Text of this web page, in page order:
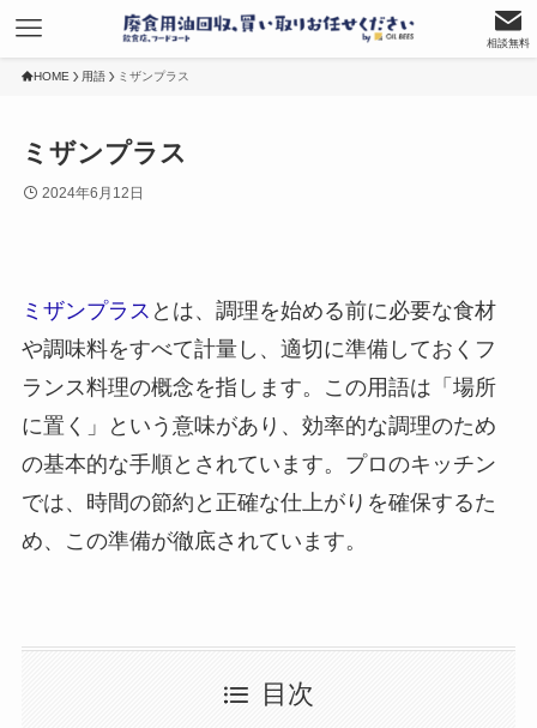
相談無料
HOME 用語 ミザンプラス
ミザンプラス
2024年6月12日
ミザンプラス とは、調理を始める前に必要な食材
や調味料をすべて計量し、適切に準備しておくフ
ランス料理の概念を指します。この用語は「場所
に置く」という意味があり、効率的な調理のため
の基本的な手順とされています。プロのキッチン
では、時間の節約と正確な仕上がりを確保するた
め、この準備が徹底されています。
目次